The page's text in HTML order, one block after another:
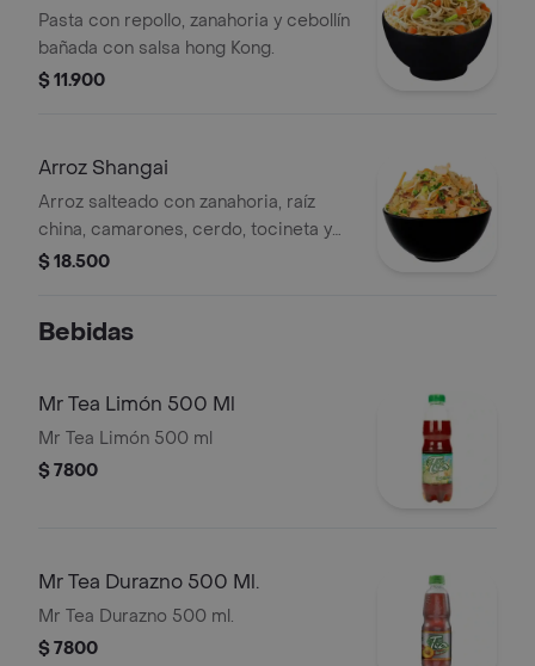
Pasta con repollo, zanahoria y cebollín
bañada con salsa hong Kong.
$ 11.900
Arroz Shangai
Arroz salteado con zanahoria, raíz
china, camarones, cerdo, tocineta y
soya.
$ 18.500
Bebidas
Mr Tea Limón 500 Ml
Mr Tea Limón 500 ml
$ 7800
Mr Tea Durazno 500 Ml.
Mr Tea Durazno 500 ml.
$ 7800